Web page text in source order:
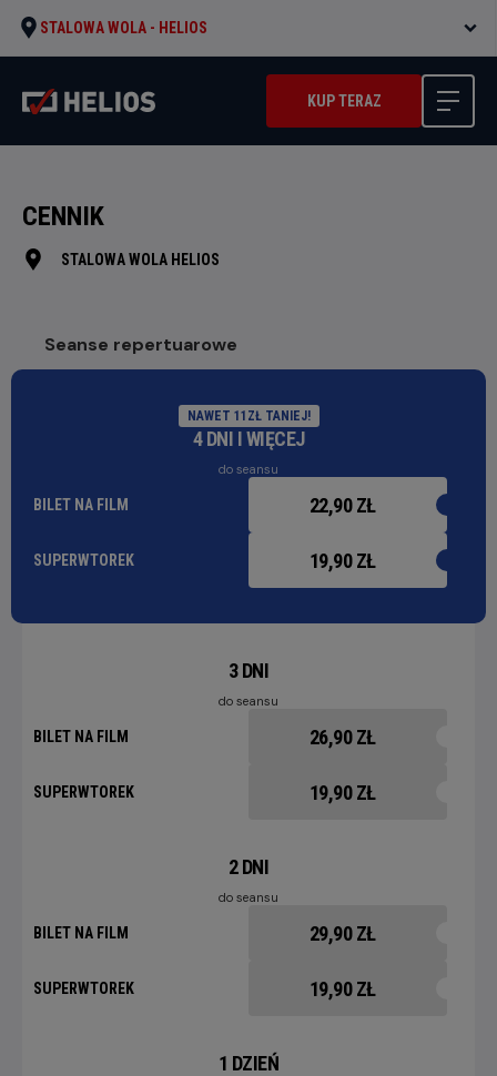
STALOWA WOLA - HELIOS
KUP TERAZ
CENNIK
STALOWA WOLA HELIOS
Seanse repertuarowe
NAWET 11ZŁ TANIEJ!
4 DNI I WIĘCEJ
do seansu
BILET NA FILM
SUPERWTOREK
22,90 ZŁ
19,90 ZŁ
3 DNI
do seansu
BILET NA FILM
SUPERWTOREK
26,90 ZŁ
19,90 ZŁ
2 DNI
do seansu
BILET NA FILM
SUPERWTOREK
29,90 ZŁ
19,90 ZŁ
1 DZIEŃ